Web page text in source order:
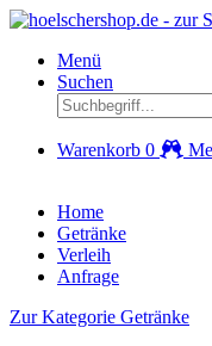
Menü
Suchen
Warenkorb 0
Home
Getränke
Verleih
Anfrage
Zur Kategorie Getränke